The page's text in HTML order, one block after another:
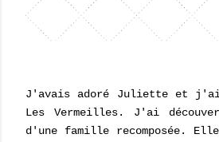
J'avais adoré Juliette et j'ai
Les Vermeilles. J'ai
d'une famille recomposée.